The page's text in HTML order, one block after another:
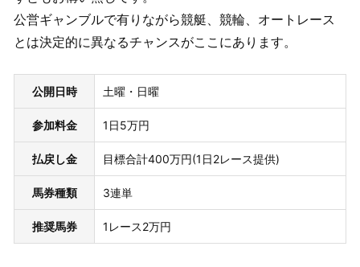
公営ギャンブルで有りながら競艇、競輪、オートレース
とは決定的に異なるチャンスがここにあります。
公開日時 土曜・日曜
参加料金 1日5万円
払戻し金 目標合計400万円(1日2レース提供)
馬券種類 3連単
推奨馬券 1レース2万円